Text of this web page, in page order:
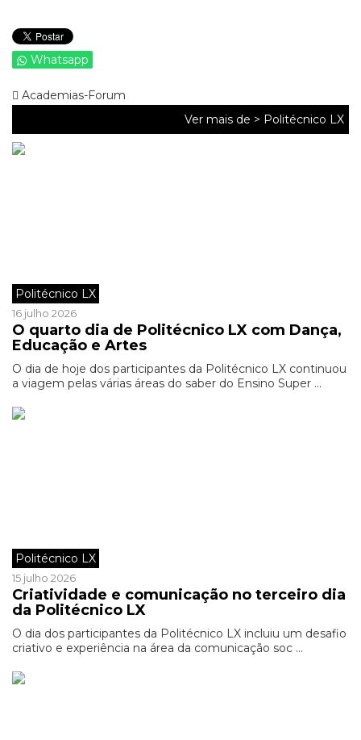
Whatsapp
Academias-Forum
Ver mais de > Politécnico LX
Politécnico LX
16 julho 2026
O quarto dia de Politécnico LX com Dança,
Educação e Artes
O dia de hoje dos participantes da Politécnico LX continuou
a viagem pelas várias áreas do saber do Ensino Super ...
Politécnico LX
15 julho 2026
Criatividade e comunicação no terceiro dia
da Politécnico LX
O dia dos participantes da Politécnico LX incluiu um desafio
criativo e experiência na área da comunicação soc ...